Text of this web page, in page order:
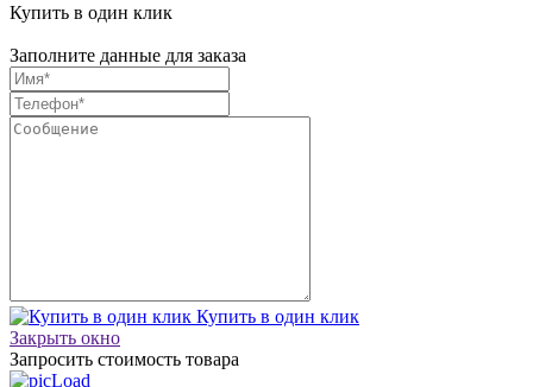
Купить в один клик
Заполните данные для заказа
Купить в один клик
Закрыть окно
Запросить стоимость товара